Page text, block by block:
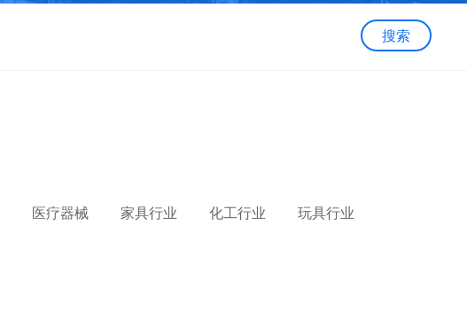
搜索
医疗器械 家具行业 化工行业
玩具行业